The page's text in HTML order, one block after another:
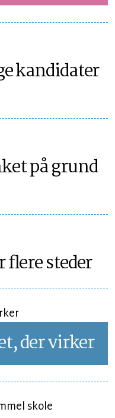
kandidater
på grund
steder
der virker